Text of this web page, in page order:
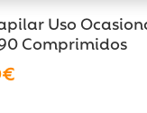
Uso
Comprimidos
€